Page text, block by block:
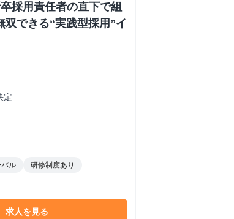
採用責任者の直下で組
できる“実践型採用”イ
定
バル
研修制度あり
求人を見る